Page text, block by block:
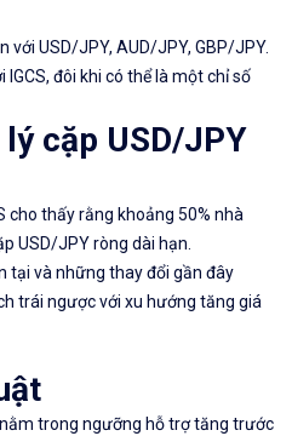
với USD/JPY, AUD/JPY, GBP/JPY.
đôi khi có thể là một chỉ số
cặp USD/JPY
cho thấy rằng khoảng 50% nhà
USD/JPY ròng dài hạn.
tại và những thay đổi gần đây
trái ngược với xu hướng tăng giá
trong ngưỡng hỗ trợ tăng trước